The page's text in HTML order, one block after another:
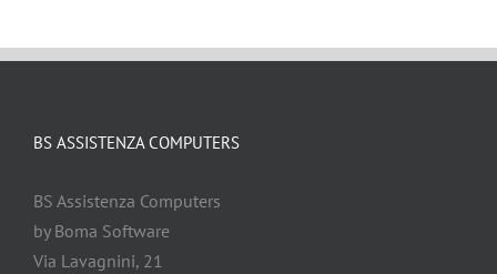
BS ASSISTENZA COMPUTERS
BS Assistenza Computers
by Boma Software
Via Lavagnini, 21